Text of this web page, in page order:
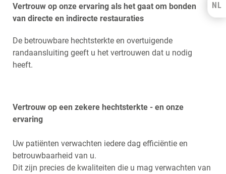
Kulzer Benelux NL
Vertrouw op onze ervaring als het gaat om bonden
van directe en indirecte restauraties
De betrouwbare hechtsterkte en overtuigende
randaansluiting geeft u het vertrouwen dat u nodig
heeft.
Vertrouw op een zekere hechtsterkte - en onze
ervaring
Uw patiënten verwachten iedere dag efficiëntie en
betrouwbaarheid van u.
Dit zijn precies de kwaliteiten die u mag verwachten van